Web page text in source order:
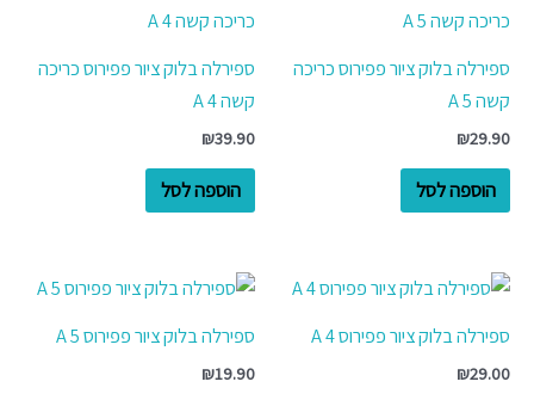
ספירלה בלוק ציור פפירוס כריכה
קשה 5 A
₪29.90
הוספה לסל
ספירלה בלוק ציור פפירוס כריכה
קשה 4 A
₪39.90
הוספה לסל
ספירלה בלוק ציור פפירוס 4 A
₪29.00
ספירלה בלוק ציור פפירוס 5 A
₪19.90